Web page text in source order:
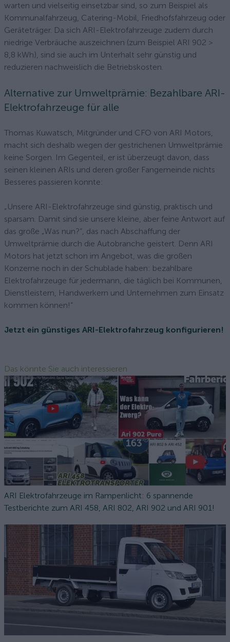
warten und vielseitig einsetzbar sind, so zum Beispiel als
Kommunalfahrzeug, Catering-Mobil, Friedhofsfahrzeug oder
Geräteträger. Da sich ARI-Elektrofahrzeuge zudem durch
niedrige Verbräuche auszeichnen (zum Beispiel ARI 902 >
8,8 kWh), sind sie auch im Unterhalt sehr günstig und
reduzieren nachweislich die Betriebskosten.
Alternative zur Umweltprämie: Bezahlbare ARI-
Elektrofahrzeuge für alle
Thomas Kuwatsch, Mitgründer und CFO von ARI Motors,
macht sich deshalb wegen der gestrichenen Umweltprämie
keine Sorgen. Im Gegenteil, er ist überzeugt davon, dass
seinen kleinen ARIs und deren großer Fangemeinde nichts
Besseres passieren konnte:
„Unsere ARI-Elektrofahrzeuge sind günstig, praktisch und
sparsam. Damit sind sie unsere kleine, aber feine Antwort auf
das große „Was nun?“, das nach Abschaffung der
Umweltprämie durch die Autobranche geistert. Denn ARI
Motors hat jetzt schon im Angebot, was die großen
Konzerne noch in der Schublade haben: bezahlbare
Elektrofahrzeuge für jedermann, die täglich bei Kommunen,
Dienstleistern, Handwerkern und Unternehmen zum Einsatz
kommen können!“
Jetzt ein günstiges ARI-Elektrofahrzeug konfigurieren!
Das könnte Sie auch interessieren
ARI Elektrofahrzeuge im Rampenlicht: 6 spannende
Testberichte zum ARI 458, ARI 802, ARI 902 und ARI 901!